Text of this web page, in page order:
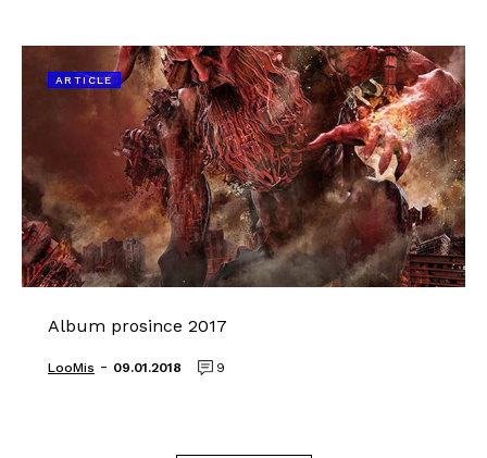
ARTICLE
Album prosince 2017
LooMis - 09.01.2018 9